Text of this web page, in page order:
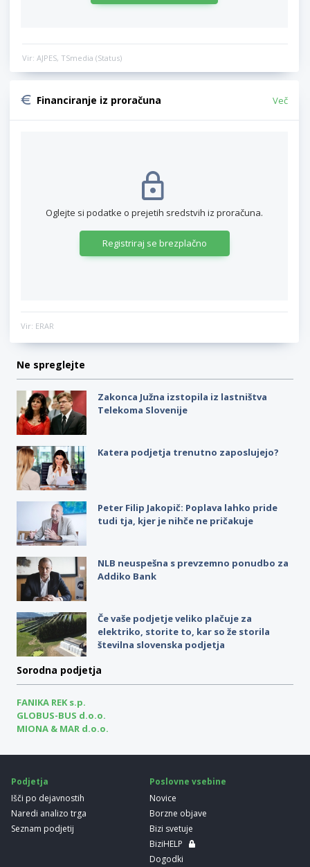
Vir: AJPES, TSmedia (Status)
Financiranje iz proračuna Več
Oglejte si podatke o prejetih sredstvih iz proračuna.
Registriraj se brezplačno
Vir: ERAR
Ne spreglejte
Zakonca Južna izstopila iz lastništva
Telekoma Slovenije
Katera podjetja trenutno zaposlujejo?
Peter Filip Jakopič: Poplava lahko pride
tudi tja, kjer je nihče ne pričakuje
NLB neuspešna s prevzemno ponudbo za
Addiko Bank
Če vaše podjetje veliko plačuje za
elektriko, storite to, kar so že storila
številna slovenska podjetja
Sorodna podjetja
FANIKA REK s.p.
GLOBUS-BUS d.o.o.
MIONA & MAR d.o.o.
Podjetja
Išči po dejavnostih
Naredi analizo trga
Seznam podjetij
Poslovne vsebine
Novice
Borzne objave
Bizi svetuje
BiziHELP
Dogodki